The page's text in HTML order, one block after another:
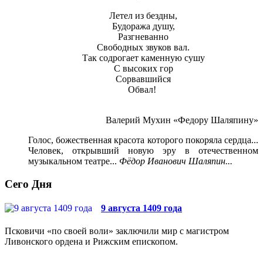
Летел из бездны,
Будоража душу,
Разгневанно
Свободных звуков вал.
Так содрогает каменную сушу
С высоких гор
Сорвавшийся
Обвал!
Валерий Мухин «Федору Шаляпину»
Голос, божественная красота которого покоряла сердца...
Человек, открывший новую эру в отечественном
музыкальном театре... Фёдор Иванович Шаляпин...
Сего Дня
9 августа 1409 года
Псковичи «по своей воли» заключили мир с магистром
Ливонского ордена и Рижским епископом.